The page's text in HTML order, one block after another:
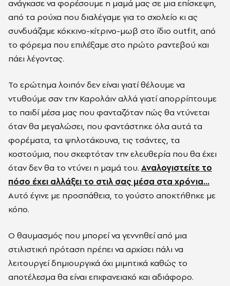
ανάγκασε να φορέσουμε η μαμά μας σε μια επίσκεψη,
από τα ρούχα που διαλέγαμε για το σχολείο κι ας
συνδυάζαμε κόκκινο-κίτρινο-μωβ στο ίδιο outfit, από
το φόρεμα που επιλέξαμε στο πρώτο ραντεβού και
πάει λέγοντας.
Το ερώτημα λοιπόν δεν είναι γιατί θέλουμε να
ντυθούμε σαν την Καρολάιν αλλά γιατί απορρίπτουμε
το παιδί μέσα μας που φανταζόταν πώς θα ντύνεται
όταν θα μεγαλώσει, που φαντάστηκε όλα αυτά τα
φορέματα, τα ψηλοτάκουνα, τις τσάντες, τα
κοστούμια, που σκεφτόταν την ελευθερία που θα έχει
όταν δεν θα το ντύνει η μαμά του. Αναλογιστείτε το
πόσο έχει αλλάξει το στιλ σας μέσα στα χρόνια…
Αυτό έγινε με προσπάθεια, το γούστο αποκτήθηκε με
κόπο.
Ο θαυμασμός που μπορεί να γεννηθεί από μια
στιλιστική πρόταση πρέπει να αρχίσει πάλι να
λειτουργεί δημιουργικά όχι μιμητικά καθώς το
αποτέλεσμα θα είναι επιφανειακό και αδιάφορο.